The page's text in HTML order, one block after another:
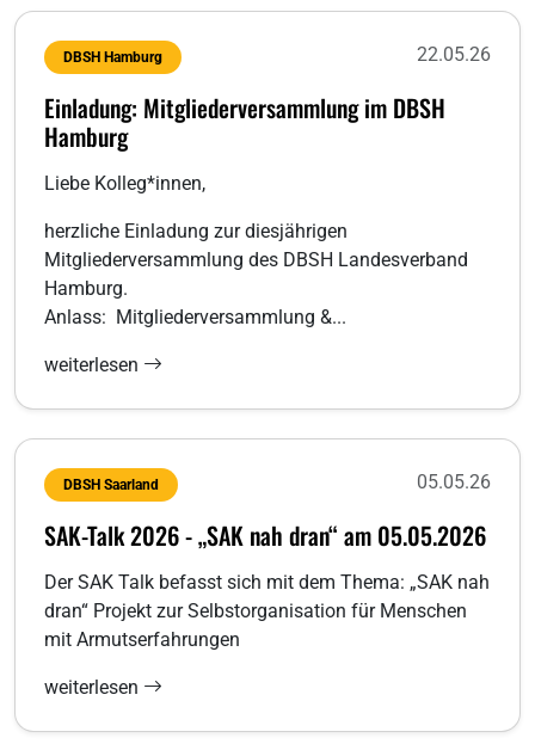
DBSH Hamburg 22.05.26
Einladung: Mitgliederversammlung im DBSH
Hamburg
Liebe Kolleg*innen,
herzliche Einladung zur diesjährigen
Mitgliederversammlung des DBSH Landesverband
Hamburg.
Anlass: Mitgliederversammlung &...
weiterlesen
DBSH Saarland 05.05.26
SAK-Talk 2026 - „SAK nah dran“ am 05.05.2026
Der SAK Talk befasst sich mit dem Thema: „SAK nah
dran“ Projekt zur Selbstorganisation für Menschen
mit Armutserfahrungen
weiterlesen